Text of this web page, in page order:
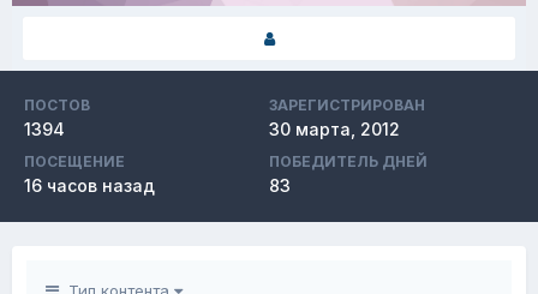
ПОСТОВ
1394
ЗАРЕГИСТРИРОВАН
30 марта, 2012
ПОСЕЩЕНИЕ
16 часов назад
ПОБЕДИТЕЛЬ ДНЕЙ
83